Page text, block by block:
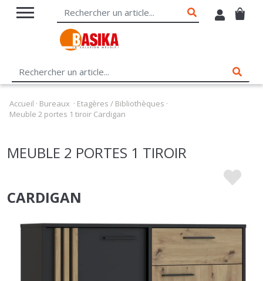
Accueil·Bureaux· Etagères / Bibliothèques
Meuble 2 portes 1 tiroir Cardigan